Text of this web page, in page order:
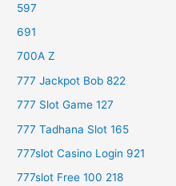
597
691
700A Z
777 Jackpot Bob 822
777 Slot Game 127
777 Tadhana Slot 165
777slot Casino Login 921
777slot Free 100 218